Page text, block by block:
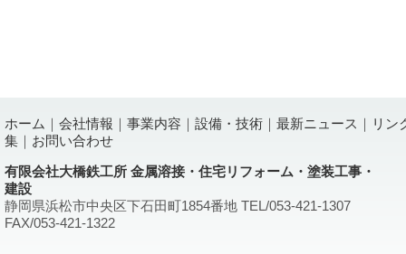
ホーム 会社情報 事業内容 設備・技術 最新ニュース
リン
集
お問い合わせ
有限会社大橋鉄工所 金属溶接・住宅リフォーム・塗装工事・
建設
静岡県浜松市中央区下石田町1854番地 TEL/053-421-1307
FAX/053-421-1322